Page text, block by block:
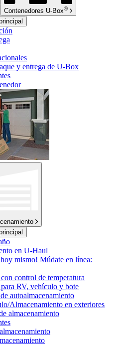
Contenedores U-Box®
y entrega de U-Box
en U-Haul
mismo! Múdate en línea:
control de temperatura
RV, vehículo y bote
autoalmacenamiento
Almacenamiento en exteriores
almacenamiento